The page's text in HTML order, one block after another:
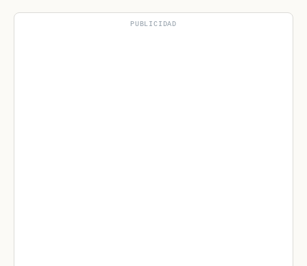
PUBLICIDAD